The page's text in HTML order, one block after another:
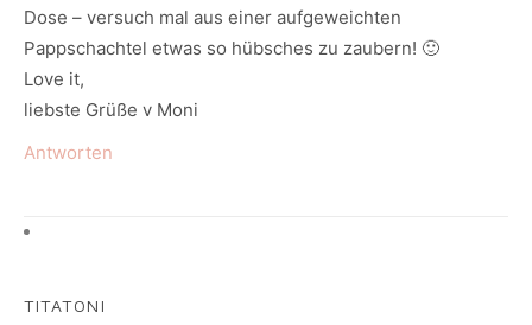
Dose – versuch mal aus einer aufgeweichten
Pappschachtel etwas so hübsches zu zaubern! 🙂
Love it,
liebste Grüße v Moni
Antworten
TITATONI